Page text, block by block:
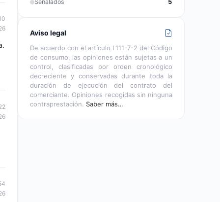
Señalados
5
Aviso legal
De acuerdo con el artículo L111-7-2 del Código
de consumo, las opiniones están sujetas a un
control, clasificadas por orden cronológico
decreciente y conservadas durante toda la
duración de ejecución del contrato del
comerciante. Opiniones recogidas sin ninguna
contraprestación. Saber más…